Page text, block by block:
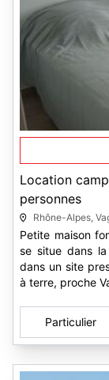
Location
personnes
Rhône-Alpes,
Petite maison
se situe dans
dans un site prestigieux de nature et d'histoire. Parfait pied
à terre,
Particulier